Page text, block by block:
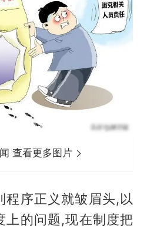
查看更多图片
程序正义就皱眉头,以
上的问题,现在制度把